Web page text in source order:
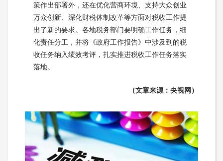
策作出部署外，还在优化营商环境、支持大众创业
万众创新、深化财税体制改革等方面对税收工作提
出了新的要求。各地税务部门要明确工作任务，细
化责任分工，并将《政府工作报告》中涉及到的税
收任务纳入绩效考评，扎实推进税收工作任务落实
落地。
（文章来源：央视网）